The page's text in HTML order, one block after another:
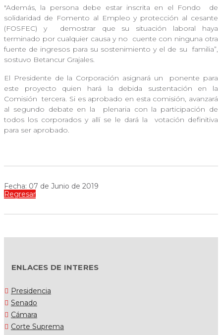
"Además, la persona debe estar inscrita en el Fondo
de
solidaridad de Fomento al Empleo y protección al cesante
(FOSFEC) y
demostrar que su situación laboral haya
terminado por cualquier causa y no
cuente con ninguna otra
fuente de ingresos para su sostenimiento y el de su
familia”,
sostuvo Betancur Grajales.
El Presidente de la Corporación asignará un
ponente para
este proyecto quien hará la debida sustentación en la
Comisión tercera. Si es aprobado en esta comisión, avanzará
al segundo debate en la
plenaria con la participación de
todos los corporados y allí se le dará la
votación definitiva
para ser aprobado.
Fecha: 07 de Junio de 2019
Regresar
ENLACES DE INTERES
Presidencia
Senado
Cámara
Corte Suprema